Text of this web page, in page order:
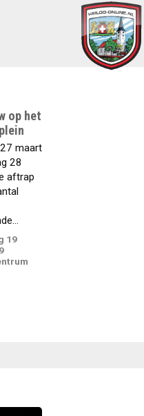
op het
maart
28
aftrap
19